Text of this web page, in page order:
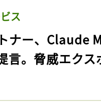
ス
ナー、Claude
言。脅威エク